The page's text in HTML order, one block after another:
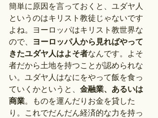
簡単に原因を言っておくと、ユダヤ人
というのはキリスト教徒じゃないです
よね。ヨーロッパはキリスト教世界な
ので、
ヨーロッパ人から見ればやって
きたユダヤ人はよそ者なんです。よそ
者だから土地を持つことが認められな
い。ユダヤ人はなにをやって飯を食っ
ていくかというと、 金融業、あるいは
商業。ものを運んだりお金を貸した
り。これでだんだん経済的な力を持っ